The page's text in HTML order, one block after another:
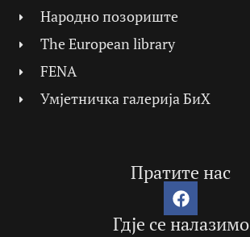
Народно позориште
The European library
FENA
Умјетничка галерија БиХ
Пратите нас
Гдје се налазимо